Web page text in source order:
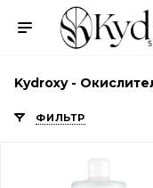
Kydroxy -
ФИЛЬТР